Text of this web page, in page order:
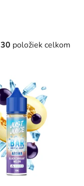
30 položiek celkom